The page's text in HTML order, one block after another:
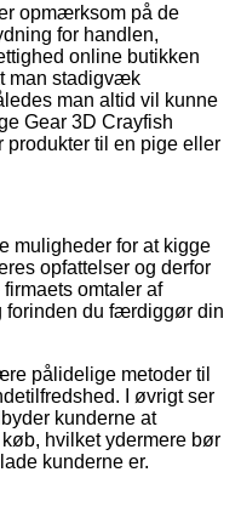
opmærksom på de
for handlen,
online butikken
man stadigvæk
man altid vil kunne
Gear 3D Crayfish
produkter til en pige eller
muligheder for at kigge
opfattelser og derfor
omtaler af
forinden du færdiggør din
pålidelige metoder til
I øvrigt ser
kunderne at
hvilket ydermere bør
kunderne er.